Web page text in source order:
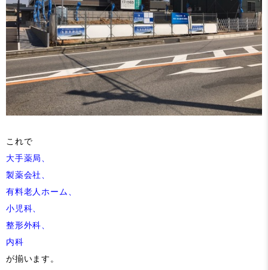
これで
大手薬局、
製薬会社、
有料老人ホーム、
小児科、
整形外科、
内科
が揃います。